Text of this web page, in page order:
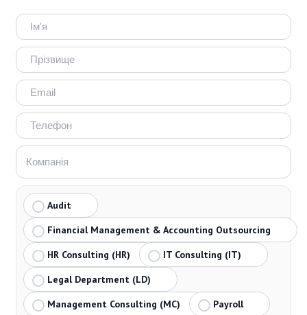
Audit
Financial Management & Accounting Outsourcing
HR Consulting (HR)
IT Consulting (IT)
Legal Department (LD)
Management Consulting (MC)
Payroll